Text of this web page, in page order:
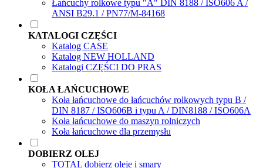
Łańcuchy rolkowe typu "A" DIN 8188 / ISO606 A /
ANSI B29.1 / PN77/M-84168
KATALOGI CZĘŚCI
Katalog CASE
Katalog NEW HOLLAND
Katalogi CZĘŚCI DO PRAS
KOŁA ŁAŃCUCHOWE
Koła łańcuchowe do łańcuchów rolkowych typu B /
DIN 8187 / ISO606B i typu A / DIN8188 / ISO606A
Koła łańcuchowe do maszyn rolniczych
Koła łańcuchowe dla przemysłu
DOBIERZ OLEJ
TOTAL dobierz oleje i smary